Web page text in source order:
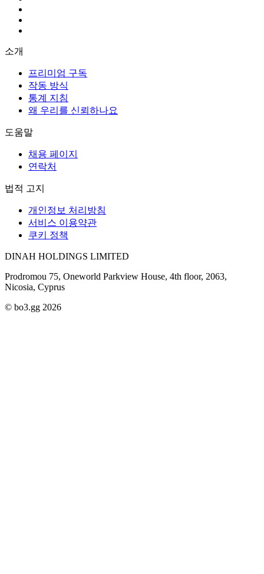
소개
프리미엄 구독
작동 방식
통계 지침
왜 우리를 신뢰하나요
도움말
채용 페이지
연락처
법적 고지
개인정보 처리방침
서비스 이용약관
쿠키 정책
DINAH HOLDINGS LIMITED
Prodromou 75, Oneworld Parkview House, 4th floor, 2063,
Nicosia, Cyprus
© bo3.gg 2026